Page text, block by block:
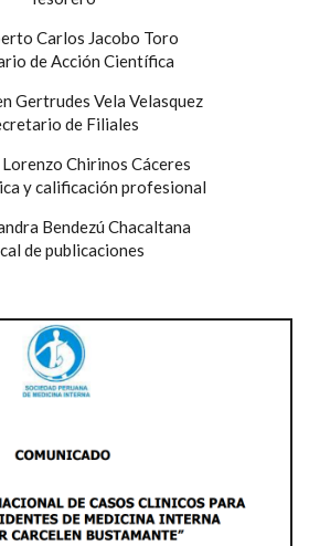
Carlos Jacobo Toro
de Acción Científica
Gertrudes Vela Velasquez
de Filiales
Lorenzo Chirinos Cáceres
y calificación profesional
Bendezú Chacaltana
de publicaciones